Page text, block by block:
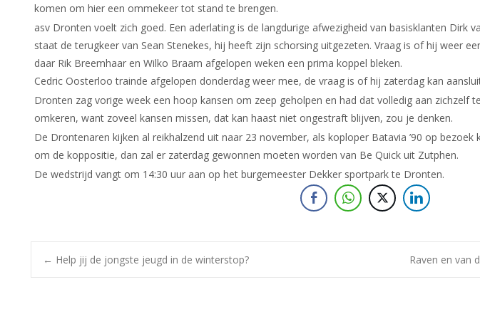
komen om hier een ommekeer tot stand te brengen.
asv Dronten voelt zich goed. Een aderlating is de langdurige afwezigheid van basisklanten Dirk
staat de terugkeer van Sean Stenekes, hij heeft zijn schorsing uitgezeten. Vraag is of hij weer
daar Rik Breemhaar en Wilko Braam afgelopen weken een prima koppel bleken.
Cedric Oosterloo trainde afgelopen donderdag weer mee, de vraag is of hij zaterdag kan
Dronten zag vorige week een hoop kansen om zeep geholpen en had dat volledig aan zichzelf
omkeren, want zoveel kansen missen, dat kan haast niet ongestraft blijven, zou je denken.
De Drontenaren kijken al reikhalzend uit naar 23 november, als koploper Batavia ’90 op
om de koppositie, dan zal er zaterdag gewonnen moeten worden van Be Quick uit Zutphen.
De wedstrijd vangt om 14:30 uur aan op het burgemeester Dekker sportpark te Dronten.
Bericht
← Help jij de jongste jeugd in de winterstop? Raven en van